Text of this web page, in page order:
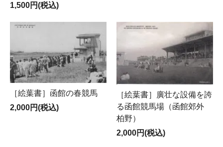
1,500円(税込)
［絵葉書］函館の春競馬
2,000円(税込)
［絵葉書］廣壮な設備を誇
る函館競馬場（函館郊外
柏野）
2,000円(税込)